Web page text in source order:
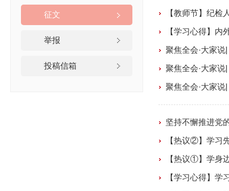
征文
举报
投稿信箱
【教师节】纪检
【学习心得】内
聚焦全会·大家
聚焦全会·大家
聚焦全会·大家
坚持不懈推进党
【热议②】学习
【热议①】学身
【学习心得】